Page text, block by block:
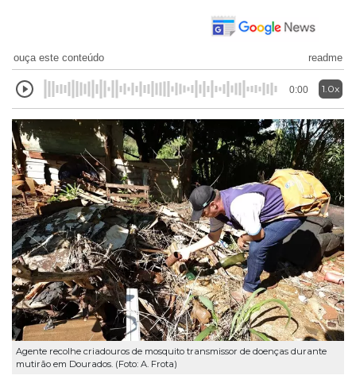
ouça este conteúdo readme
0:00 1.0x
Agente recolhe criadouros de mosquito transmissor de doenças durante
mutirão em Dourados. (Foto: A. Frota)